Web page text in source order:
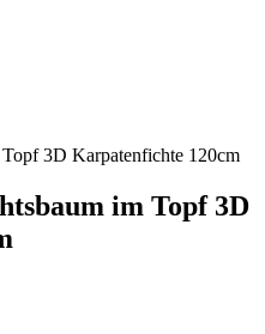
3D Karpatenfichte 120cm
im Topf 3D